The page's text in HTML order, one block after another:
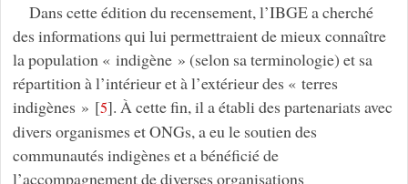
Dans cette édition du recensement, l’IBGE a cherché
des informations qui lui permettraient de mieux connaître
la population « indigène » (selon sa terminologie) et sa
répartition à l’intérieur et à l’extérieur des « terres
indigènes » [5]. À cette fin, il a établi des partenariats avec
divers organismes et ONGs, a eu le soutien des
communautés indigènes et a bénéficié de
l’accompagnement de diverses organisations